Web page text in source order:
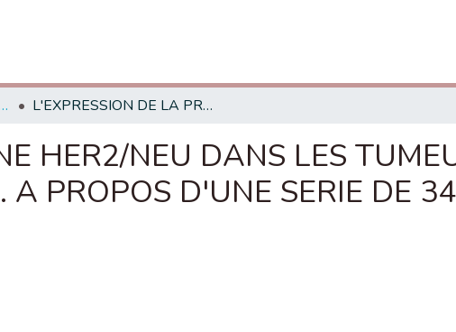
Pharmacie - Rabat L'EXPRESSION DE LA PROTEINE HER2/NEU DANS LES TUMEURS UROTHELIALES DE LA VESSIE. A PROPOS D'UNE SERIE DE 34 CAS.
HER2/NEU DANS LES
PROPOS D'UNE SERIE DE